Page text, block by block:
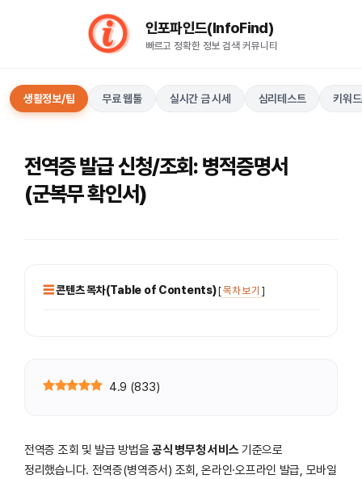
인포파인드(InfoFind)​​​​
빠르고 정확한 정보 검색 커뮤니티
생활정보/팁 무료 웹툴 실시간 금 시세 심리테스트 키워
전역증 발급 신청/조회: 병적증명서
(군복무 확인서)
콘텐츠 목차(Table of Contents)[목차 보기 ]
4.9 (833)
전역증 조회 및 발급 방법을공식 병무청 서비스기준으로
정리했습니다. 전역증(병역증서) 조회, 온라인·오프라인 발급, 모바일